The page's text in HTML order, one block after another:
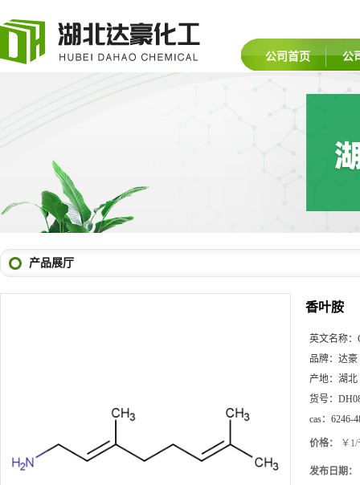
公司首页 公
产品展厅
香叶胺
英文名称：
品牌： 达豪
产地： 湖北
货号：
cas： 6246-
价格： ￥
发布日期：